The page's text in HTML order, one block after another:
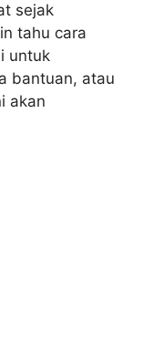
sejak
tahu cara
untuk
bantuan, atau
akan